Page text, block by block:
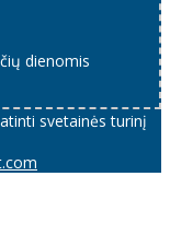
dienomis
svetainės turinį